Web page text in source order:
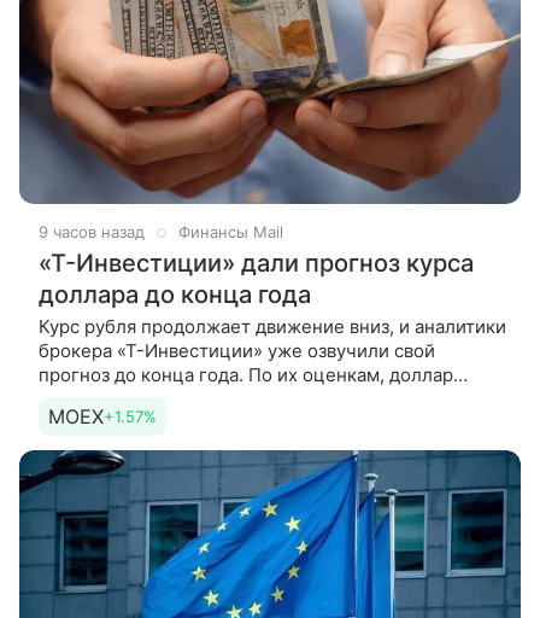
9 часов назад Финансы Mail
«Т-Инвестиции» дали прогноз курса
доллара до конца года
Курс рубля продолжает движение вниз, и аналитики
брокера «Т-Инвестиции» уже озвучили свой
прогноз до конца года. По их оценкам, доллар
торгов на Мосбирже
MOEX+1.57%